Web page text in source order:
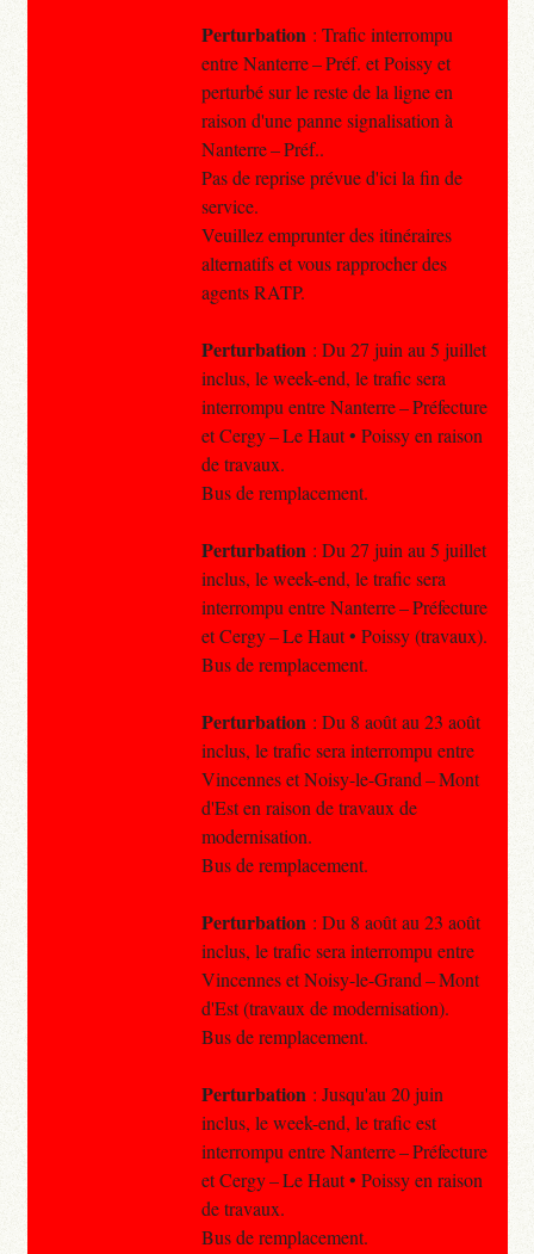
Perturbation : Trafic interrompu
entre Nanterre – Préf. et Poissy et
perturbé sur le reste de la ligne en
raison d'une panne signalisation à
Nanterre – Préf..
Pas de reprise prévue d'ici la fin de
service.
Veuillez emprunter des itinéraires
alternatifs et vous rapprocher des
agents RATP.
Perturbation : Du 27 juin au 5 juillet
inclus, le week-end, le trafic sera
interrompu entre Nanterre – Préfecture
et Cergy – Le Haut • Poissy en raison
de travaux.
Bus de remplacement.
Perturbation : Du 27 juin au 5 juillet
inclus, le week-end, le trafic sera
interrompu entre Nanterre – Préfecture
et Cergy – Le Haut • Poissy (travaux).
Bus de remplacement.
Perturbation : Du 8 août au 23 août
inclus, le trafic sera interrompu entre
Vincennes et Noisy-le-Grand – Mont
d'Est en raison de travaux de
modernisation.
Bus de remplacement.
Perturbation : Du 8 août au 23 août
inclus, le trafic sera interrompu entre
Vincennes et Noisy-le-Grand – Mont
d'Est (travaux de modernisation).
Bus de remplacement.
Perturbation : Jusqu'au 20 juin
inclus, le week-end, le trafic est
interrompu entre Nanterre – Préfecture
et Cergy – Le Haut • Poissy en raison
de travaux.
Bus de remplacement.